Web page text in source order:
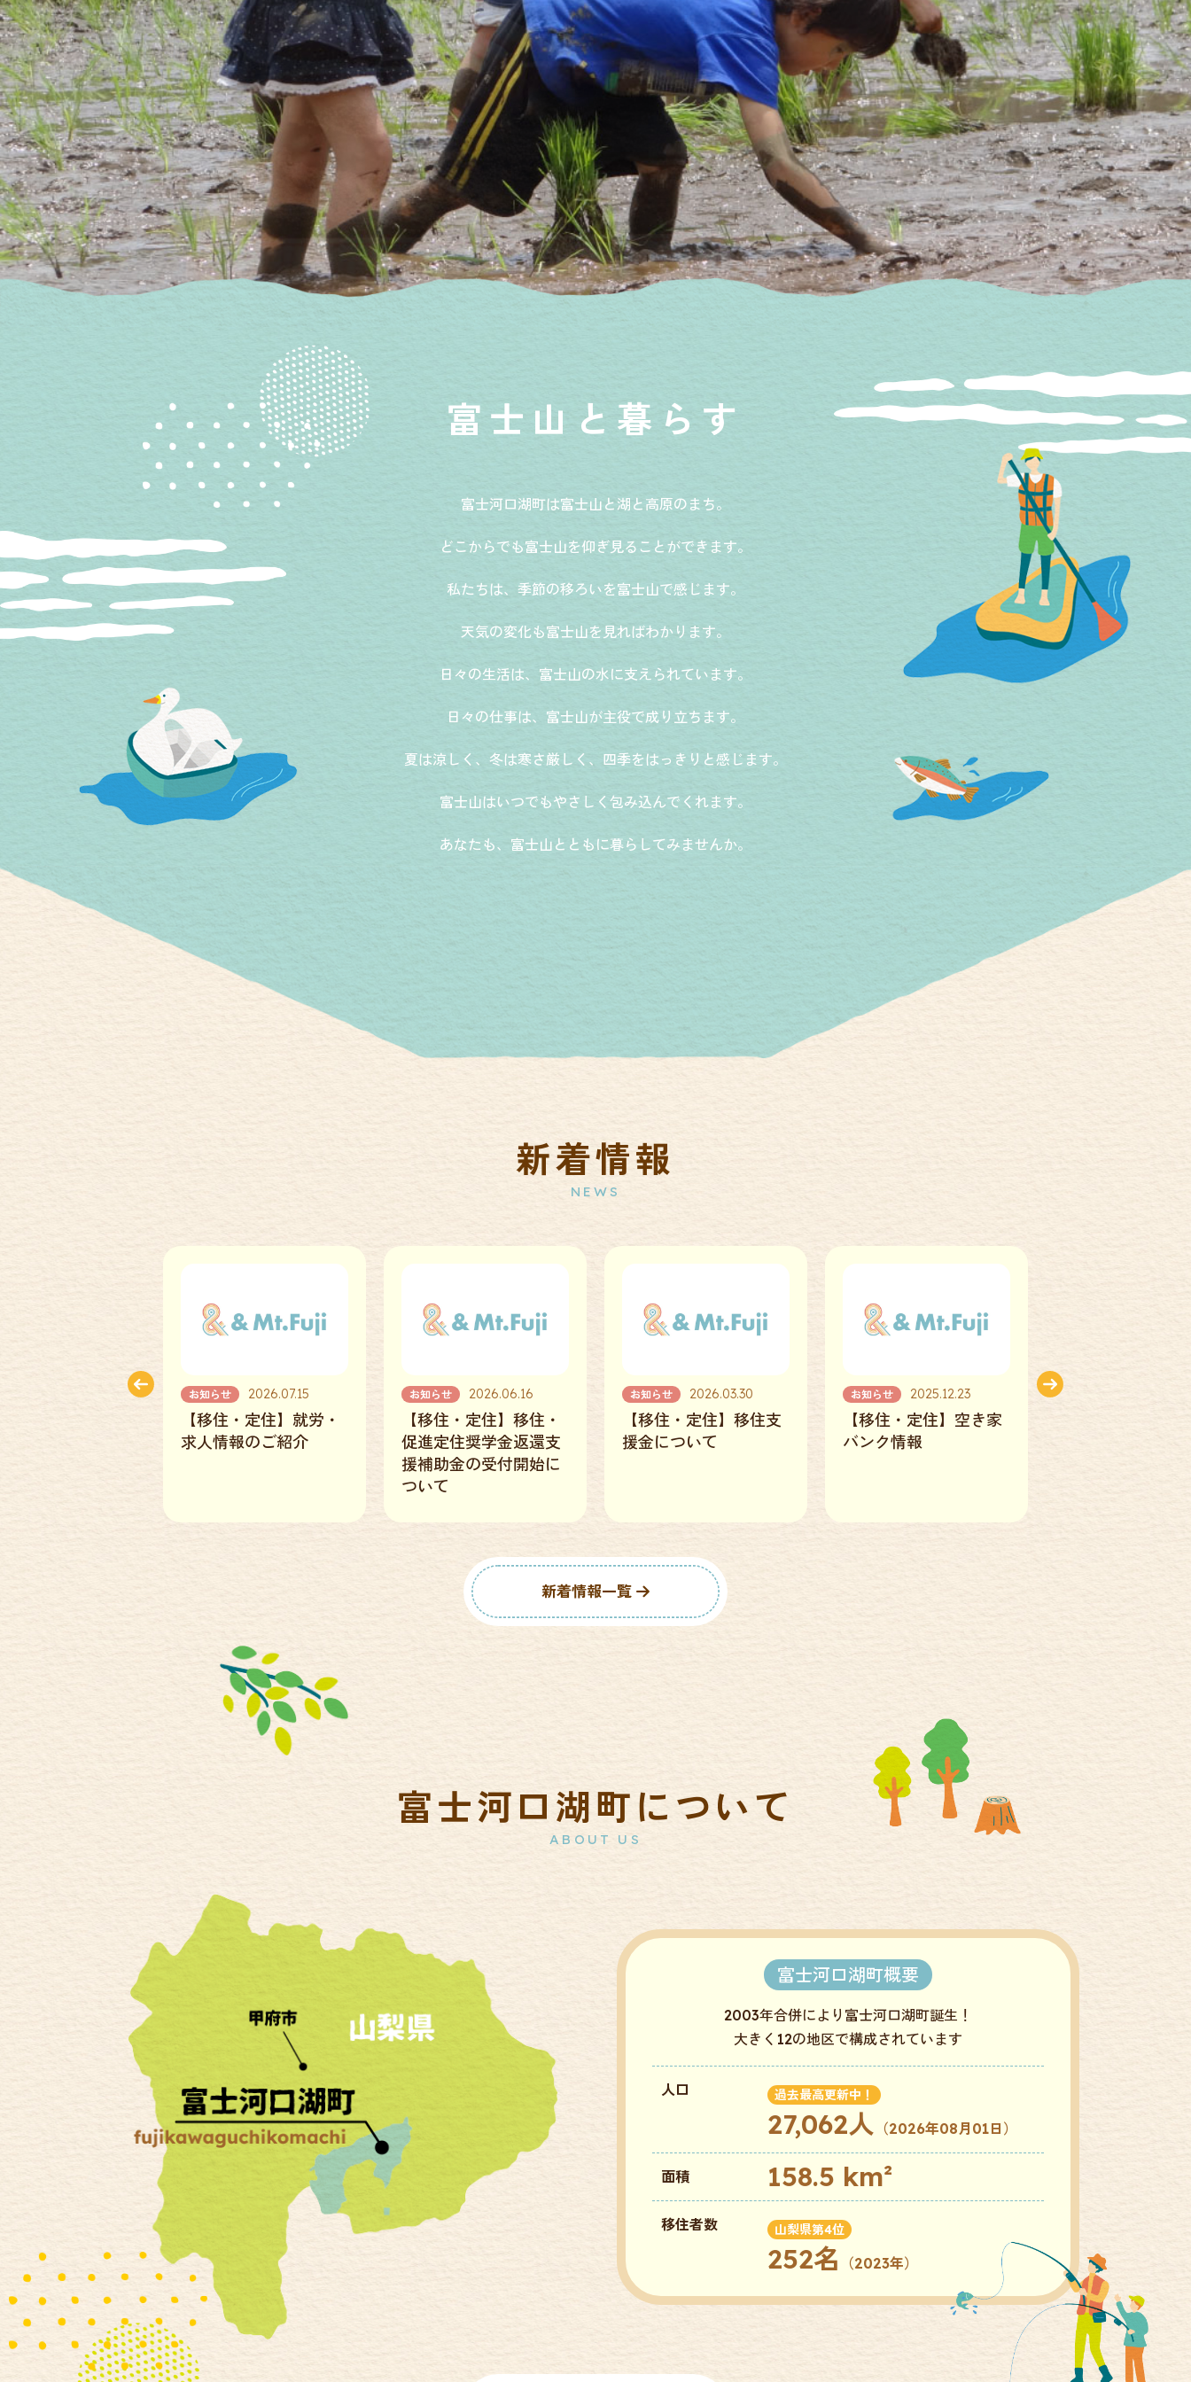
富士山と暮らす
富士河口湖町は富士山と湖と高原のまち。
どこからでも富士山を仰ぎ見ることができます。
私たちは、季節の移ろいを富士山で感じます。
天気の変化も富士山を見ればわかります。
日々の生活は、富士山の水に支えられています。
日々の仕事は、富士山が主役で成り立ちます。
夏は涼しく、冬は寒さ厳しく、四季をはっきりと感じます。
富士山はいつでもやさしく包み込んでくれます。
あなたも、富士山とともに暮らしてみませんか。
新着情報
NEWS
2026.06.16
【移住・定住】移住・
促進定住奨学金返還支
2026.03.30
【移住・定住】移住支
援金について
2025.12.23
【移住・定住】空き家
バンク情報
2026.07.17
【移住・定住】富士山
暮らし応援カード配布
新着情報一覧
富士河口湖町について
ABOUT US
富士河口湖町概要
2003年合併により富士河口湖町誕生！
大きく12の地区で構成されています
人口 過去最高更新中！
27,062人 （2026年08月01日）
面積 158.5 km²
移住者数 山梨県第4位
252名 （2023年）